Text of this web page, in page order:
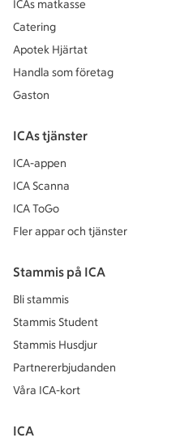
ICAs matkasse
Catering
Apotek Hjärtat
Handla som företag
Gaston
ICAs tjänster
ICA-appen
ICA Scanna
ICA ToGo
Fler appar och tjänster
Stammis på ICA
Bli stammis
Stammis Student
Stammis Husdjur
Partnererbjudanden
Våra ICA-kort
ICA